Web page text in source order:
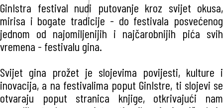
GinIstra festival nudi putovanje kroz svijet okusa,
mirisa i bogate tradicije - do festivala posvećenog
jednom od najomiljenijih i najčarobnijih pića svih
vremena - festivalu gina.
Svijet gina prožet je slojevima povijesti, kulture i
inovacija, a na festivalima poput GinIstre, ti slojevi se
otvaraju poput stranica knjige, otkrivajući nam